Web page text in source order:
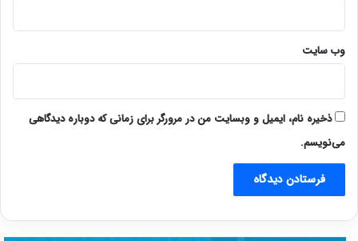
وب‌ سایت
ذخیره نام، ایمیل و وبسایت من در مرورگر برای زمانی که دوباره دیدگاهی
می‌نویسم.